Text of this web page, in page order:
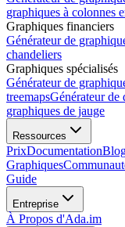
graphiques à colonnes
Graphiques financiers
Générateur de
chandeliers
Graphiques spécialisés
Générateur de
treemapsGénérateur de
graphiques de jauge
Ressources
PrixDocumentation
Graphiques
Guide
Entreprise
À Propos d'Ada.im